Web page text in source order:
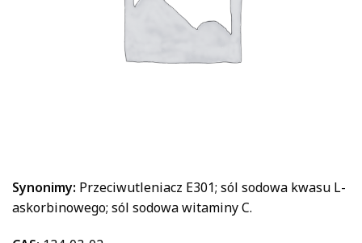
Synonimy: Przeciwutleniacz E301; sól sodowa kwasu L-
askorbinowego; sól sodowa witaminy C.